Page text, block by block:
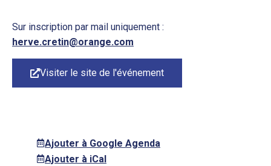
Sur inscription par mail uniquement :
herve.cretin@orange.com
Visiter le site de l'événement
Ajouter à Google Agenda
Ajouter à iCal